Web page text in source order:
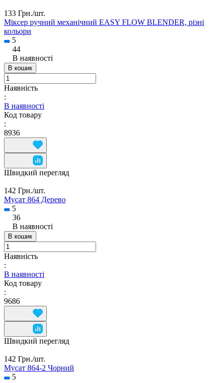
133 Грн./шт.
Міксер ручний механічний EASY FLOW BLENDER, різні
кольори
5
44
В наявності
В кошик
Наявність
:
В наявності
Код товару
:
8936
Швидкий перегляд
142 Грн./шт.
Мусат 864 Дерево
5
36
В наявності
В кошик
Наявність
:
В наявності
Код товару
:
9686
Швидкий перегляд
142 Грн./шт.
Мусат 864-2 Чорний
5